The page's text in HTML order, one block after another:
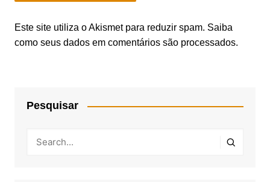
Este site utiliza o Akismet para reduzir spam. Saiba
como seus dados em comentários são processados.
Pesquisar